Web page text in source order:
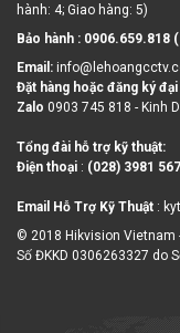
hành: 4; Giao hàng: 5)
Bảo hành : 0906.659.818
Email:
Đặt hàng hoặc đăng ký đại
Zalo 0903 745 818 - Kinh
Tổng đài hỗ trợ kỹ thuật:
Điện thoại : (028) 3981
Email Hỗ Trợ Kỹ Thuật :
© 2018 Hikvision Vietnam
Số ĐKKD 0306263327 do